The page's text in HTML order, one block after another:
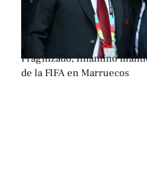
Fragilizado, Infantino
de la FIFA en Marruecos